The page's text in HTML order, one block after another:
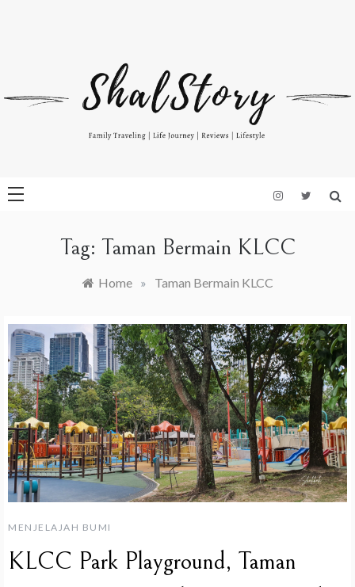
www.shalstory.com
Tag: Taman Bermain KLCC
Home » Taman Bermain KLCC
MENJELAJAH BUMI
KLCC Park Playground, Taman